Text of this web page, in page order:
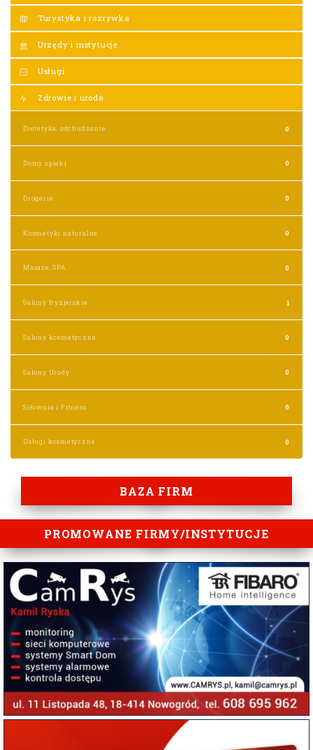
Turystyka i rozrywka
Urzędy i instytucje
Usługi
Zdrowie i uroda
Dietetyka, odchudzanie 0
Domy opieki 0
Drogerie 0
Kosmetyki naturalne 0
Masaże, SPA 0
Salony fryzjerskie 1
Salony kosmetyczne 0
Salony Urody 0
Siłownia i Fitness 0
Usługi kosmetyczne 0
BAZA FIRM
PROMOWANE FIRMY/INSTYTUCJE